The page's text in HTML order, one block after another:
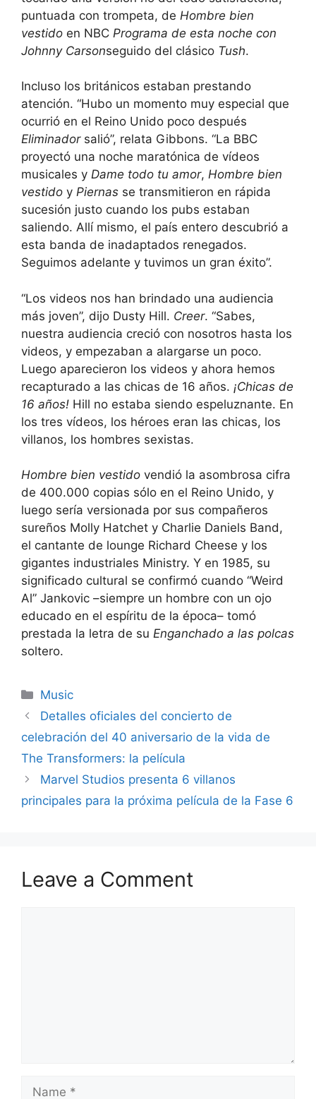
puntuada con trompeta, de Hombre bien
vestido en NBC Programa de esta noche con
Johnny Carsonseguido del clásico Tush.
Incluso los británicos estaban prestando
atención. “Hubo un momento muy especial que
ocurrió en el Reino Unido poco después
Eliminadorsalió”, relata Gibbons. “La BBC
proyectó una noche maratónica de vídeos
musicales y Dame todo tu amor, Hombre bien
vestido y Piernas se transmitieron en rápida
sucesión justo cuando los pubs estaban
saliendo. Allí mismo, el país entero descubrió a
esta banda de inadaptados renegados.
Seguimos adelante y tuvimos un gran éxito”.
“Los videos nos han brindado una audiencia
más joven”, dijo Dusty Hill. Creer. “Sabes,
nuestra audiencia creció con nosotros hasta los
videos, y empezaban a alargarse un poco.
Luego aparecieron los videos y ahora hemos
recapturado a las chicas de 16 años. ¡Chicas de
16 años! Hill no estaba siendo espeluznante. En
los tres vídeos, los héroes eran las chicas, los
villanos, los hombres sexistas.
Hombre bien vestido vendió la asombrosa cifra
de 400.000 copias sólo en el Reino Unido, y
luego sería versionada por sus compañeros
sureños Molly Hatchet y Charlie Daniels Band,
el cantante de lounge Richard Cheese y los
gigantes industriales Ministry. Y en 1985, su
significado cultural se confirmó cuando “Weird
Al” Jankovic –siempre un hombre con un ojo
educado en el espíritu de la época– tomó
prestada la letra de su Enganchado a las polcas
soltero.
Categories
Music
Detalles oficiales del concierto de
celebración del 40 aniversario de la vida de
The Transformers: la película
Marvel Studios presenta 6 villanos
principales para la próxima película de la Fase 6
Leave a Comment
Name